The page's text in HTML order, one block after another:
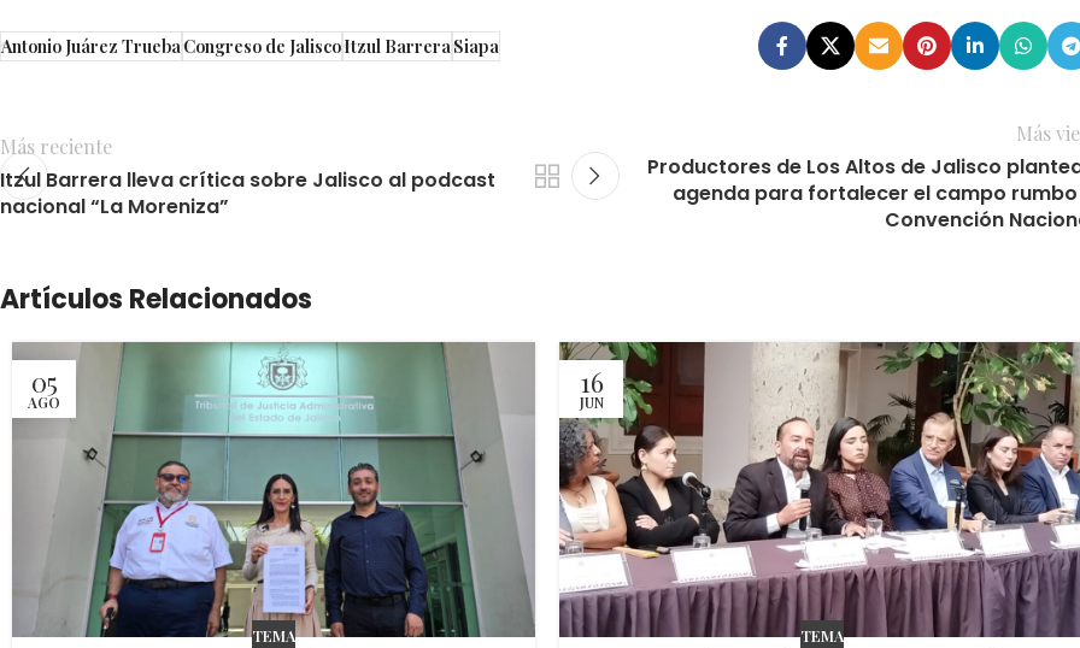
Antonio Juárez TruebaCongreso de JaliscoItzul BarreraSiapa
Más reciente
Itzul Barrera lleva crítica sobre Jalisco al podcast
nacional “La Moreniza”
Más
Productores de Los Altos de Jalisco
agenda para fortalecer el campo
Convención
Artículos Relacionados
05
AGO
TEMA
16
JUN
TEMA